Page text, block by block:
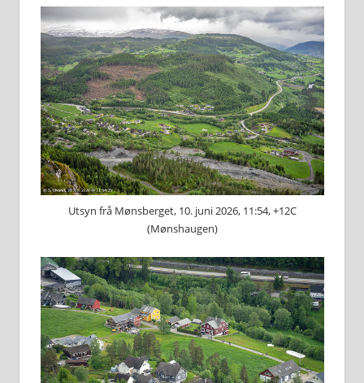
Utsyn frå Mønsberget, 10. juni 2026, 11:54, +12C
(Mønshaugen)